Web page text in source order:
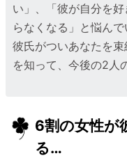
い」、「彼が自分を
らなくなる」と悩ん
彼氏がついあなたを
を知って、今後の2人
6割の女性が
る…